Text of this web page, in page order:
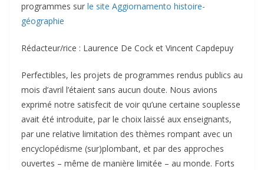
programmes sur le site Aggiornamento histoire-
géographie
Rédacteur/rice : Laurence De Cock et Vincent Capdepuy
Perfectibles, les projets de programmes rendus publics au
mois d’avril l’étaient sans aucun doute. Nous avions
exprimé notre satisfecit de voir qu’une certaine souplesse
avait été introduite, par le choix laissé aux enseignants,
par une relative limitation des thèmes rompant avec un
encyclopédisme (sur)plombant, et par des approches
ouvertes – même de manière limitée – au monde. Forts